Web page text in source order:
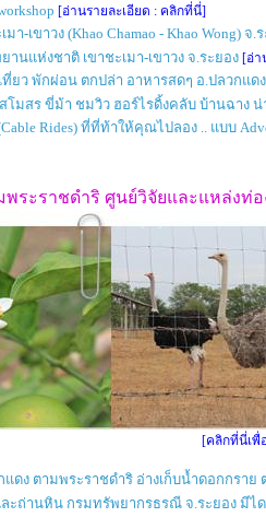
[อ่านรายละเอียด : คลิกที่นี่]
า-เขาวง (Khao Chamao - Khao Wong) จ.
นแห่งชาติ เขาชะเมา-เขาวง จ.ระยอง [อ่า
ที่ยว พักผ่อน ตกปล่า อาหารสดๆ อ.ปลวกแด
โมสร ขี่ม้า ชมวิว ฮอร์ไรดิ้งคลับ บ้านฉาง
Rides) ที่ที่ท้าให้คุณไปลอง .. แบบ
ะราชดำริ ศูนย์วิจัยและแหล่งท่อง
[คลิกที่นี่เพื่
ง ตามพระราชดำริ อ่างเก็บน้ำดอกกราย
ะถ่านหิน กรมทรัพยากรธรณี จ.ระยอง มีได